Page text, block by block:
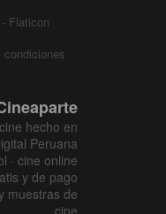
- Flaticon
hecho en
Peruana
· cine online
y de pago
muestras de